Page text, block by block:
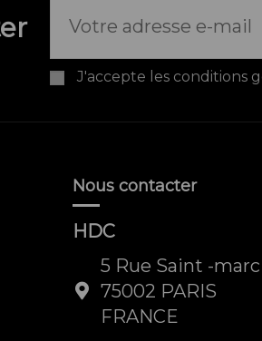
J'accepte les conditions
Nous contacter
HDC
5 Rue Saint -marc
75002 PARIS
FRANCE